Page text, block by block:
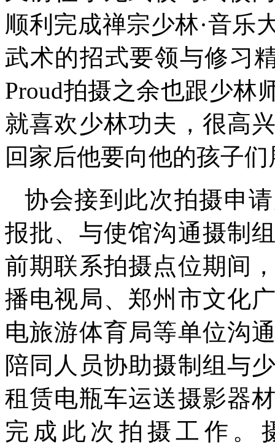
顺利完成禅宗少林·音乐
武术的招式要领与修习
Proud拍摄之余也跟少林
就喜欢少林功夫，很高
回家后他要向他的孩子
协会接到此次拍摄申
报批、与使馆沟通摄制
前期联系拍摄点位期间
播电视局、郑州市文化
电旅游体育局等单位沟
陪同人员协助摄制组与
租赁电瓶车运送摄影器
完成此次拍摄工作。